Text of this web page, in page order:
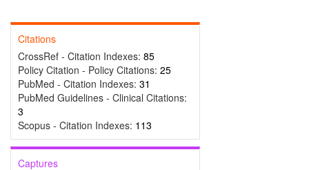
Citations
CrossRef - Citation Indexes: 85
Policy Citation - Policy Citations: 25
PubMed - Citation Indexes: 31
PubMed Guidelines - Clinical Citations:
3
Scopus - Citation Indexes: 113
Captures